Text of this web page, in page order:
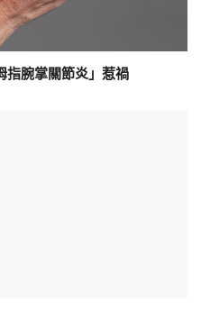
指腕掌關節炎」惹禍